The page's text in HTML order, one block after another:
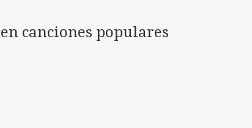
canciones populares